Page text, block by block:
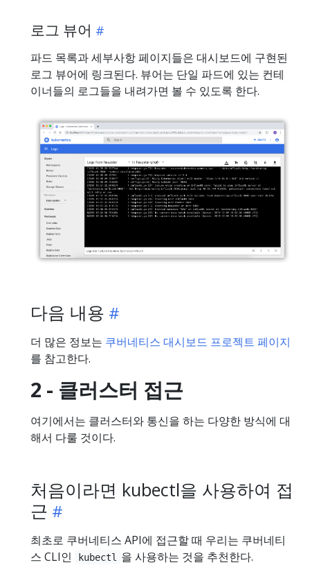
로그 뷰어
파드 목록과 세부사항 페이지들은 대시보드에 구현된
로그 뷰어에 링크된다. 뷰어는 단일 파드에 있는 컨테
이너들의 로그들을 내려가면 볼 수 있도록 한다.
다음 내용
더 많은 정보는 쿠버네티스 대시보드 프로젝트 페이지
를 참고한다.
2 - 클러스터 접근
여기에서는 클러스터와 통신을 하는 다양한 방식에 대
해서 다룰 것이다.
처음이라면 kubectl을 사용하여 접
근
최초로 쿠버네티스 API에 접근할 때 우리는 쿠버네티
스 CLI인
kubectl
을 사용하는 것을 추천한다.